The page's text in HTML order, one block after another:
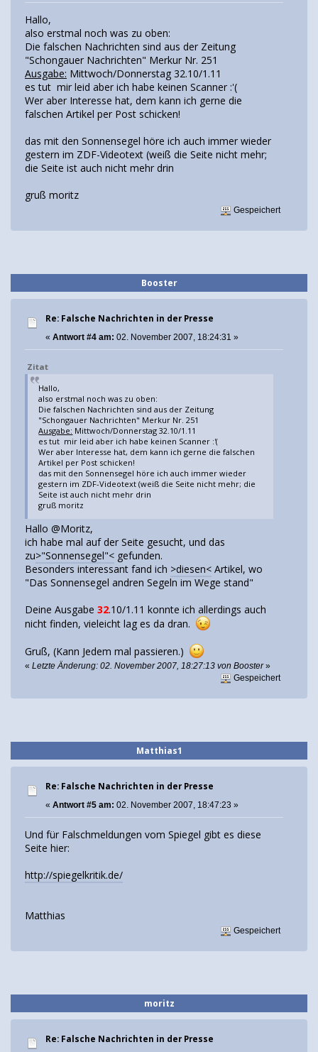
Hallo,
also erstmal noch was zu oben:
Die falschen Nachrichten sind aus der Zeitung
"Schongauer Nachrichten" Merkur Nr. 251
Ausgabe: Mittwoch/Donnerstag 32.10/1.11
es tut mir leid aber ich habe keinen Scanner :'(
Wer aber Interesse hat, dem kann ich gerne die
falschen Artikel per Post schicken!
das mit den Sonnensegel höre ich auch immer wieder
gestern im ZDF-Videotext (weiß die Seite nicht mehr;
die Seite ist auch nicht mehr drin
gruß moritz
Gespeichert
Booster
Re: Falsche Nachrichten in der Presse
« Antwort #4 am: 02. November 2007, 18:24:31 »
Zitat
Hallo,
also erstmal noch was zu oben:
Die falschen Nachrichten sind aus der Zeitung
"Schongauer Nachrichten" Merkur Nr. 251
Ausgabe: Mittwoch/Donnerstag 32.10/1.11
es tut mir leid aber ich habe keinen Scanner :'(
Wer aber Interesse hat, dem kann ich gerne die falschen
Artikel per Post schicken!
das mit den Sonnensegel höre ich auch immer wieder
gestern im ZDF-Videotext (weiß die Seite nicht mehr; die
Seite ist auch nicht mehr drin
gruß moritz
Hallo @Moritz,
ich habe mal auf der Seite gesucht, und das
zu>"Sonnensegel"< gefunden.
Besonders interessant fand ich >diesen< Artikel, wo
"Das Sonnensegel andren Segeln im Wege stand"
Deine Ausgabe 32.10/1.11 konnte ich allerdings auch
nicht finden, vieleicht lag es da dran.
Gruß, (Kann Jedem mal passieren.)
« Letzte Änderung: 02. November 2007, 18:27:13 von Booster»
Gespeichert
Matthias1
Re: Falsche Nachrichten in der Presse
« Antwort #5 am: 02. November 2007, 18:47:23 »
Und für Falschmeldungen vom Spiegel gibt es diese
Seite hier:
http://spiegelkritik.de/
Matthias
Gespeichert
moritz
Re: Falsche Nachrichten in der Presse